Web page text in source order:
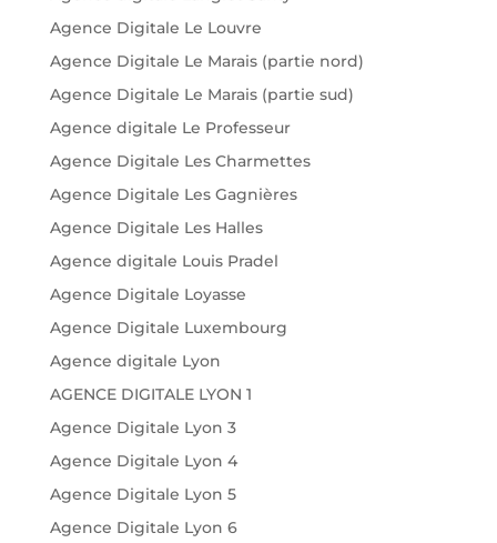
Agence Digitale Le Louvre
Agence Digitale Le Marais (partie nord)
Agence Digitale Le Marais (partie sud)
Agence digitale Le Professeur
Agence Digitale Les Charmettes
Agence Digitale Les Gagnières
Agence Digitale Les Halles
Agence digitale Louis Pradel
Agence Digitale Loyasse
Agence Digitale Luxembourg
Agence digitale Lyon
AGENCE DIGITALE LYON 1
Agence Digitale Lyon 3
Agence Digitale Lyon 4
Agence Digitale Lyon 5
Agence Digitale Lyon 6